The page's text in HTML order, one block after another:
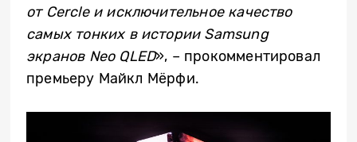
от Cercle и исключительное качество
самых тонких в истории Samsung
экранов Neo QLED», – прокомментировал
премьеру Майкл Мёрфи.